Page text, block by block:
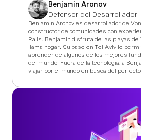
Benjamin Aronov
Defensor del Desarrollador
Benjamin Aronov es desarrollador de
constructor de comunidades con
Rails. Benjamin disfruta de las playas de
llama hogar. Su base en Tel Aviv le
aprender de algunos de los mejores
del mundo. Fuera de la tecnología, a
viajar por el mundo en busca del perfecto